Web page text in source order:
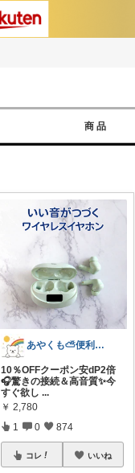
商品
あやくも⛅便利なもの、おしゃれなもの
10％OFFクーポン安dP2倍
🎧驚きの接続＆高音質✨今
すぐ欲し ...
￥ 2,780
1 0 874
コレ いいね